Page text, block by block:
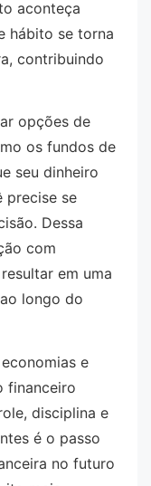
aconteça
hábito se torna
contribuindo
opções de
os fundos de
seu dinheiro
precise se
Dessa
com
em uma
longo do
e
financeiro
disciplina e
é o passo
no futuro